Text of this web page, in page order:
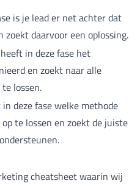
is je lead er net achter dat
zoekt daarvoor een oplossing.
in deze fase het
en zoekt naar alle
lossen.
deze fase welke methode
te lossen en zoekt de juiste
cheatsheet waarin wij